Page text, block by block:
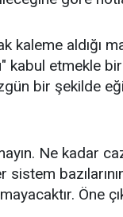
kaleme aldığı
kabul etmekle
bir şekilde
Ne kadar
Öne